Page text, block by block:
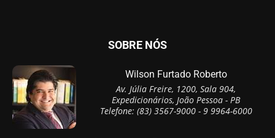
SOBRE NÓS
Wilson Furtado Roberto
Av. Júlia Freire, 1200, Sala 904,
Expedicionários, João Pessoa - PB
Telefone: (83) 3567-9000 - 9 9964-6000